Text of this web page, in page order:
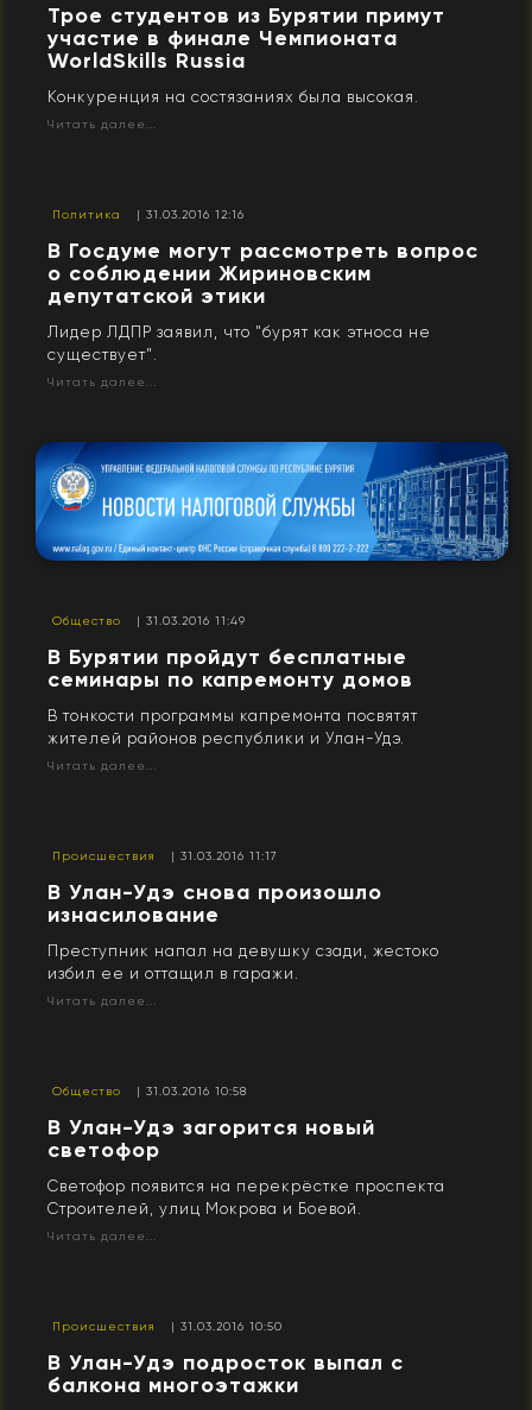
Трое студентов из Бурятии примут
участие в финале Чемпионата
WorldSkills Russia
Конкуренция на состязаниях была высокая.
Читать далее...
Политика | 31.03.2016 12:16
В Госдуме могут рассмотреть вопрос
о соблюдении Жириновским
депутатской этики
Лидер ЛДПР заявил, что "бурят как этноса не
существует".
Читать далее...
Общество | 31.03.2016 11:49
В Бурятии пройдут бесплатные
семинары по капремонту домов
В тонкости программы капремонта посвятят
жителей районов республики и Улан-Удэ.
Читать далее...
Происшествия | 31.03.2016 11:17
В Улан-Удэ снова произошло
изнасилование
Преступник напал на девушку сзади, жестоко
избил ее и оттащил в гаражи.
Читать далее...
Общество | 31.03.2016 10:58
В Улан-Удэ загорится новый
светофор
Светофор появится на перекрёстке проспекта
Строителей, улиц Мокрова и Боевой.
Читать далее...
Происшествия | 31.03.2016 10:50
В Улан-Удэ подросток выпал с
балкона многоэтажки